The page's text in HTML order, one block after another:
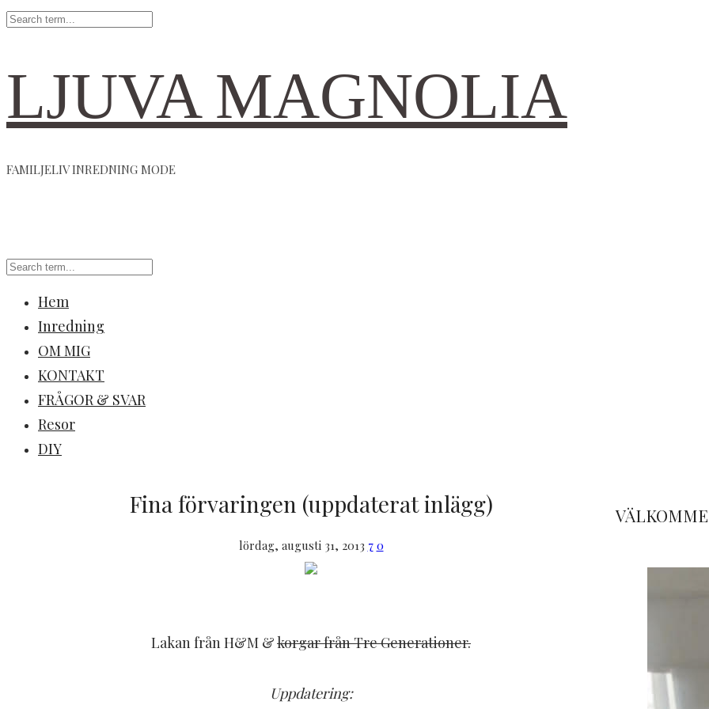
LJUVA MAGNOLIA
FAMILJELIV INREDNING MODE
Hem
Inredning
OM MIG
KONTAKT
FRÅGOR & SVAR
Resor
DIY
Fina förvaringen (uppdaterat inlägg)
lördag, augusti 31, 2013 7 0
Lakan från H&M &korgar från Tre Generationer.
Uppdatering: